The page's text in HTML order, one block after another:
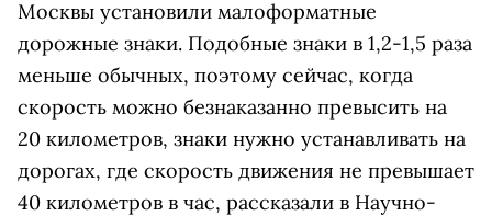
Москвы установили малоформатные
дорожные знаки. Подобные знаки в 1,2-1,5 раза
меньше обычных, поэтому сейчас, когда
скорость можно безнаказанно превысить на
20 километров, знаки нужно устанавливать на
дорогах, где скорость движения не превышает
40 километров в час, рассказали в Научно-